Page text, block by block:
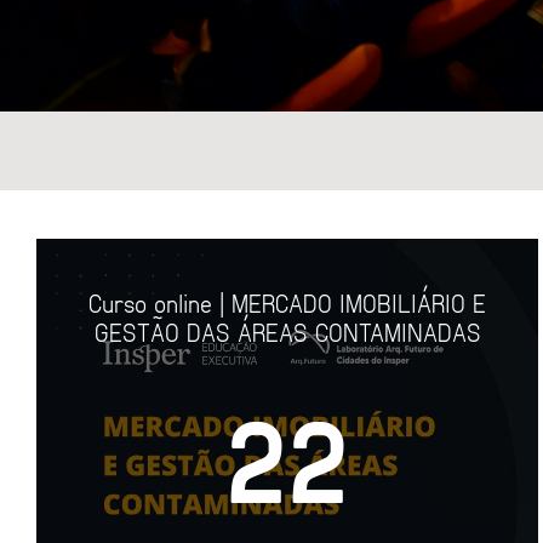
Curso online | MERCADO IMOBILIÁRIO E
GESTÃO DAS ÁREAS CONTAMINADAS
22